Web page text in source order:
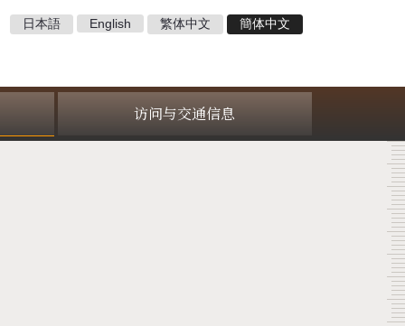
日本語 English 繁体中文 簡体中文
访问与交通信息